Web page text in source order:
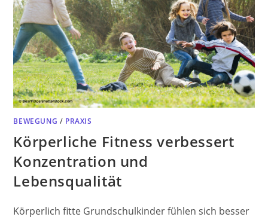
BEWEGUNG / PRAXIS
Körperliche Fitness verbessert
Konzentration und
Lebensqualität
Körperlich fitte Grundschulkinder fühlen sich besser